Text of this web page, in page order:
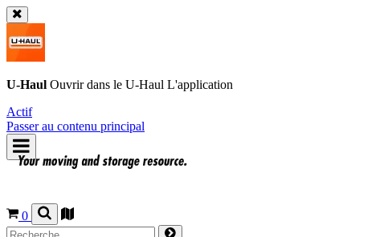
U-Haul Ouvrir dans le U-Haul L'application
Actif
Passer au contenu principal
0